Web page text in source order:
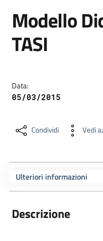
Modello
TASI
Data:
05/03/2015
Condividi Vedi
Ulteriori informazioni
Descrizione